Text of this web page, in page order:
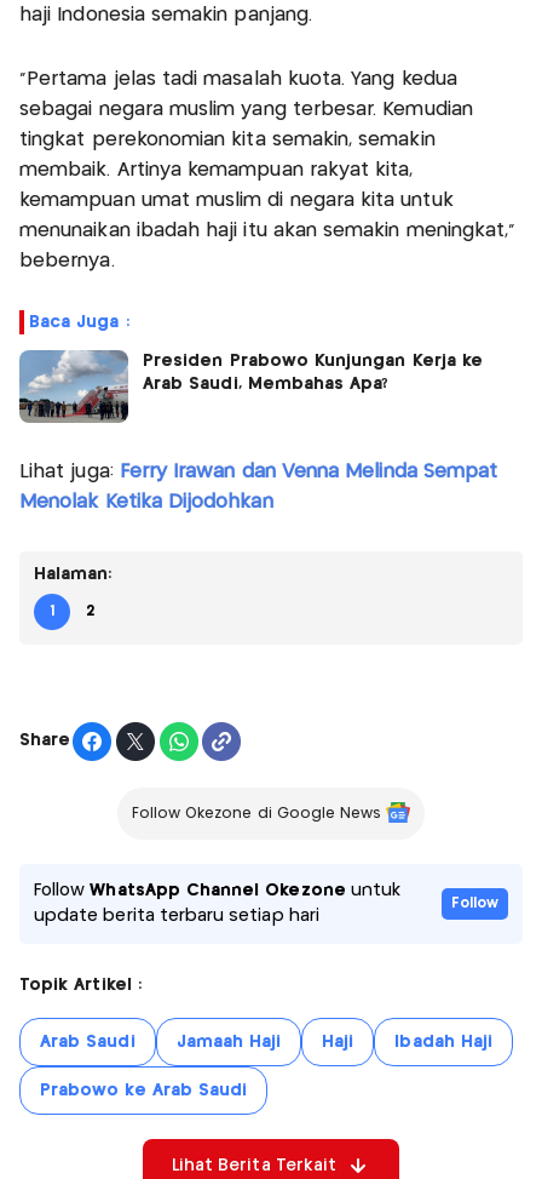
haji Indonesia semakin panjang.
“Pertama jelas tadi masalah kuota. Yang kedua
sebagai negara muslim yang terbesar. Kemudian
tingkat perekonomian kita semakin, semakin
membaik. Artinya kemampuan rakyat kita,
kemampuan umat muslim di negara kita untuk
menunaikan ibadah haji itu akan semakin meningkat,”
bebernya.
Baca Juga :
Presiden Prabowo Kunjungan Kerja ke
Arab Saudi, Membahas Apa?
Lihat juga: Ferry Irawan dan Venna Melinda Sempat
Menolak Ketika Dijodohkan
Halaman:
1 2
Share
Follow Okezone di Google News
FollowWhatsApp Channel Okezone untuk
update berita terbaru setiap hari
Follow
Topik Artikel :
Arab Saudi Jamaah Haji Haji Ibadah Haji
Prabowo ke Arab Saudi
Lihat Berita Terkait